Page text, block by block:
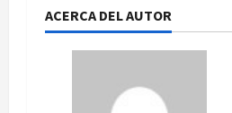
ACERCA DEL AUTOR